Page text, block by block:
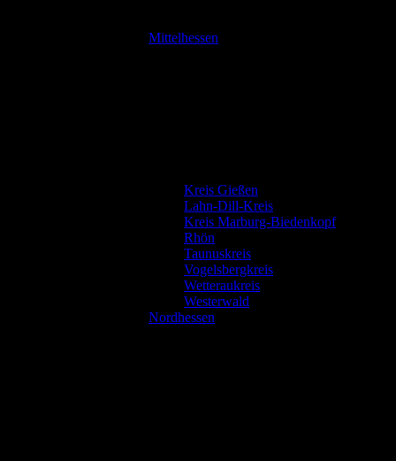
Mittelhessen
Kreis Gießen
Lahn-Dill-Kreis
Kreis Marburg-Biedenkopf
Rhön
Taunuskreis
Vogelsbergkreis
Wetteraukreis
Westerwald
Nordhessen